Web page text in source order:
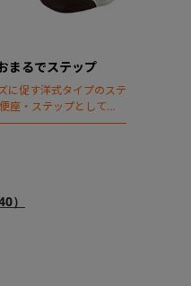
まるでステップ
に促す洋式タイプのステ
座・ステップとしても
）